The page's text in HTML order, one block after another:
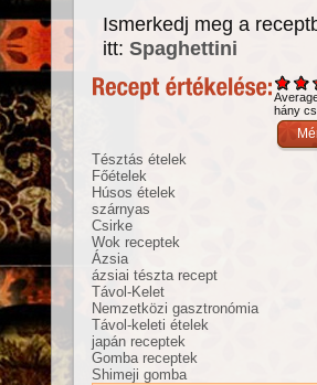
Ismerkedj meg a
itt: Spaghettini
hány
Tésztás ételek
Főételek
Húsos ételek
szárnyas
Csirke
Wok receptek
Ázsia
ázsiai tészta recept
Távol-Kelet
Nemzetközi gasztronómia
Távol-keleti ételek
japán receptek
Gomba receptek
Shimeji gomba